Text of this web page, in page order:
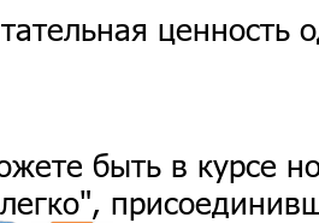
ценность
быть в курсе